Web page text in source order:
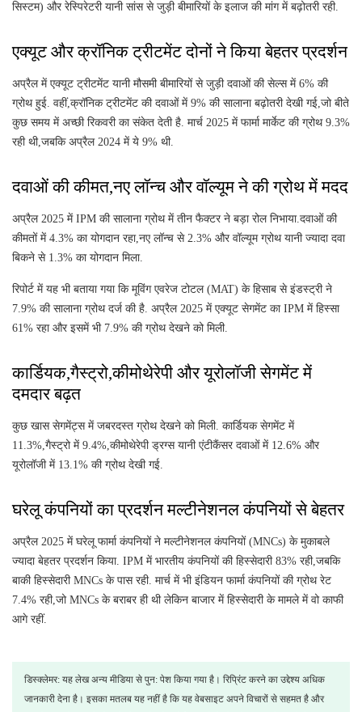
सिस्टम) और रेस्पिरेटरी यानी सांस से जुड़ी बीमारियों के इलाज की मांग में बढ़ोतरी रही.
एक्यूट और क्रॉनिक ट्रीटमेंट दोनों ने किया बेहतर प्रदर्शन
अप्रैल में एक्यूट ट्रीटमेंट यानी मौसमी बीमारियों से जुड़ी दवाओं की सेल्स में 6% की
ग्रोथ हुई. वहीं,क्रॉनिक ट्रीटमेंट की दवाओं में 9% की सालाना बढ़ोतरी देखी गई,जो बीते
कुछ समय में अच्छी रिकवरी का संकेत देती है. मार्च 2025 में फार्मा मार्केट की ग्रोथ 9.3%
रही थी,जबकि अप्रैल 2024 में ये 9% थी.
दवाओं की कीमत,नए लॉन्च और वॉल्यूम ने की ग्रोथ में मदद
अप्रैल 2025 में IPM की सालाना ग्रोथ में तीन फैक्टर ने बड़ा रोल निभाया.दवाओं की
कीमतों में 4.3% का योगदान रहा,नए लॉन्च से 2.3% और वॉल्यूम ग्रोथ यानी ज्यादा दवा
बिकने से 1.3% का योगदान मिला.
रिपोर्ट में यह भी बताया गया कि मूविंग एवरेज टोटल (MAT) के हिसाब से इंडस्ट्री ने
7.9% की सालाना ग्रोथ दर्ज की है. अप्रैल 2025 में एक्यूट सेगमेंट का IPM में हिस्सा
61% रहा और इसमें भी 7.9% की ग्रोथ देखने को मिली.
कार्डियक,गैस्ट्रो,कीमोथेरेपी और यूरोलॉजी सेगमेंट में
दमदार बढ़त
कुछ खास सेगमेंट्स में जबरदस्त ग्रोथ देखने को मिली. कार्डियक सेगमेंट में
11.3%,गैस्ट्रो में 9.4%,कीमोथेरेपी ड्रग्स यानी एंटीकैंसर दवाओं में 12.6% और
यूरोलॉजी में 13.1% की ग्रोथ देखी गई.
घरेलू कंपनियों का प्रदर्शन मल्टीनेशनल कंपनियों से बेहतर
अप्रैल 2025 में घरेलू फार्मा कंपनियों ने मल्टीनेशनल कंपनियों (MNCs) के मुकाबले
ज्यादा बेहतर प्रदर्शन किया. IPM में भारतीय कंपनियों की हिस्सेदारी 83% रही,जबकि
बाकी हिस्सेदारी MNCs के पास रही. मार्च में भी इंडियन फार्मा कंपनियों की ग्रोथ रेट
7.4% रही,जो MNCs के बराबर ही थी लेकिन बाजार में हिस्सेदारी के मामले में वो काफी
आगे रहीं.
डिस्क्लेमर: यह लेख अन्य मीडिया से पुन: पेश किया गया है। रिप्रिंट करने का उद्देश्य अधिक
जानकारी देना है। इसका मतलब यह नहीं है कि यह वेबसाइट अपने विचारों से सहमत है और